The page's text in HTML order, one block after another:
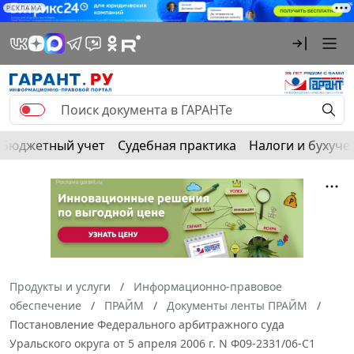
РЕКЛАМА
Бюджетный учет Судебная практика Налоги и
Продукты и услуги
Информационно-правовое
обеспечение
ПРАЙМ
Документы ленты ПРАЙМ
Постановление Федерального арбитражного суда
Уральского округа от 5 апреля 2006 г. N Ф09-2331/06-С1